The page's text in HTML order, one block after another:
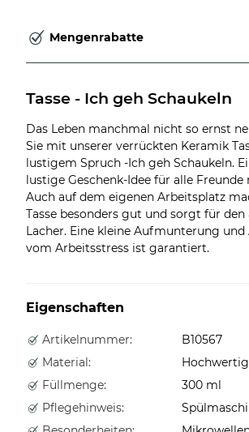
Mengenrabatte
Tasse - Ich geh Schaukeln
Das Leben manchmal nicht so ernst
Sie mit unserer verrückten Keramik
lustigem Spruch -Ich geh Schaukeln.
lustige Geschenk-Idee für alle
Auch auf dem eigenen Arbeitsplatz
Tasse besonders gut und sorgt für
Lacher. Eine kleine Aufmunterung und
vom Arbeitsstress ist garantiert.
Eigenschaften
Artikelnummer:
B10567
Material:
Füllmenge:
300 ml
Pflegehinweis: